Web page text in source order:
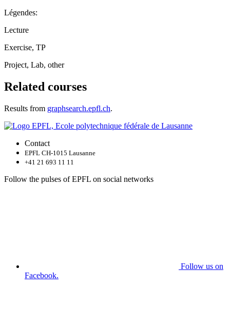
Légendes:
Lecture
Exercise, TP
Project, Lab, other
Related courses
Results from graphsearch.epfl.ch.
Contact
EPFL CH-1015 Lausanne
+41 21 693 11 11
Follow the pulses of EPFL on social networks
Follow us on
Facebook.